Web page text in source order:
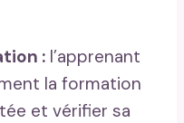
: l’apprenant
la formation
et vérifier sa